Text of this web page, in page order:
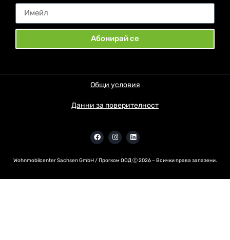
Абонирай се
Общи условия
Данни за поверителност
Wohnmobilcenter Sachsen GmbH / Прогком ООД Ⓒ2026– Всички права запазени.